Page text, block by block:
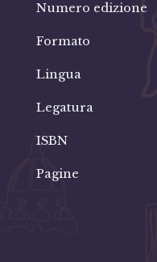
Numero edizione
Formato
Lingua
Legatura
ISBN
Pagine